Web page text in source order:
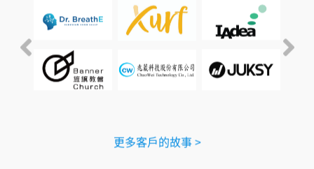
更多客戶的故事 >